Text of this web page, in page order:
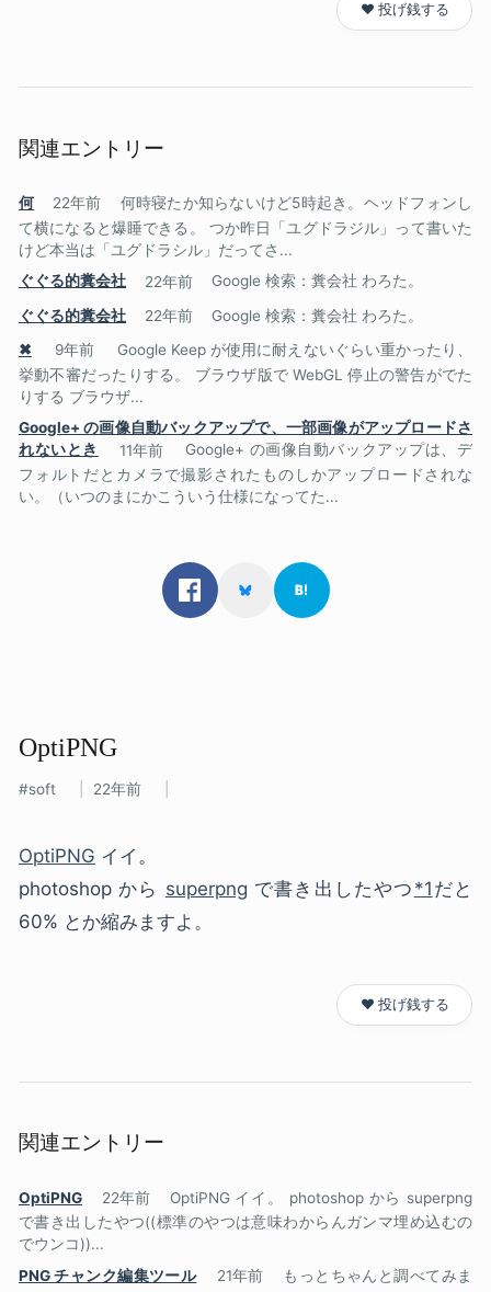
❤️ 投げ銭する
関連エントリー
何 22年前
何時寝たか知らないけど5時起き。ヘッドフォンし
て横になると爆睡できる。 つか昨日「ユグドラジル」って書いた
けど本当は「ユグドラシル」だってさ...
ぐぐる的糞会社
22年前
Google 検索：糞会社 わろた。
ぐぐる的糞会社
22年前
Google 検索：糞会社 わろた。
✖
9年前
Google Keep が使用に耐えないぐらい重かったり、
挙動不審だったりする。 ブラウザ版で WebGL 停止の警告がでた
りする ブラウザ...
Google+ の画像自動バックアップで、一部画像がアップロードさ
れないとき
11年前
Google+ の画像自動バックアップは、デ
フォルトだとカメラで撮影されたものしかアップロードされな
い。（いつのまにかこういう仕様になってた...
OptiPNG
soft 22年前
OptiPNG イイ。
photoshop から superpng で書き出したやつ *1 だと
60% とか縮みますよ。
❤️ 投げ銭する
関連エントリー
OptiPNG 22年前
OptiPNG イイ。 photoshop から superpng
で書き出したやつ((標準のやつは意味わからんガンマ埋め込むの
でウンコ))...
PNG チャンク編集ツール
21年前
もっとちゃんと調べてみま